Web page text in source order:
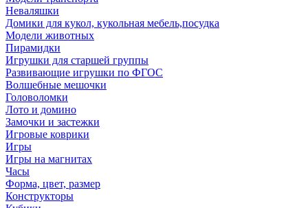
Неваляшки
Домики для кукол, кукольная мебель,посудка
Модели животных
Пирамидки
Игрушки для старшей группы
Развивающие игрушки по ФГОС
Волшебные мешочки
Головоломки
Лото и домино
Замочки и застежки
Игровые коврики
Игры
Игры на магнитах
Часы
Форма, цвет, размер
Конструкторы